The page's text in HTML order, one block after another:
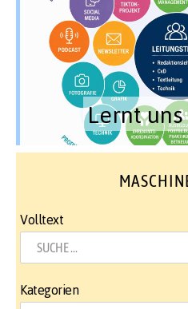
Lernt
Volltext
Kategorien